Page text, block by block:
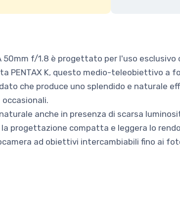
50mm f/1.8 è progettato per l'uso
PENTAX K, questo medio-teleobiettivo a
che produce uno splendido e naturale
anche in presenza di scarsa
progettazione compatta e leggera lo
ad obiettivi intercambiabili fino ai